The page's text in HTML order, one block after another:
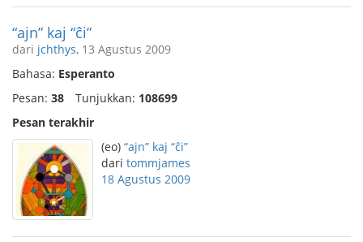
“ajn” kaj “ĉi”
dari jchthys, 13 Agustus 2009
Bahasa: Esperanto
Pesan: 38 Tunjukkan: 108699
Pesan terakhir
(eo) “ajn” kaj “ĉi”
dari tommjames
18 Agustus 2009